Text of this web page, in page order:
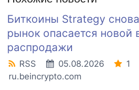
Биткоины Strategy
рынок опасается новой
распродажи
RSS 05.08.2026 1
ru.beincrypto.com